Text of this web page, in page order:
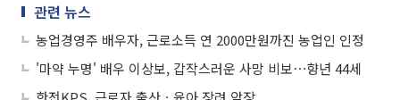
관련 뉴스
농업경영주 배우자, 근로소득 연 2000만원까진 농업인 인정
'마약 누명' 배우 이상보, 갑작스러운 사망 비보⋯향년 44세